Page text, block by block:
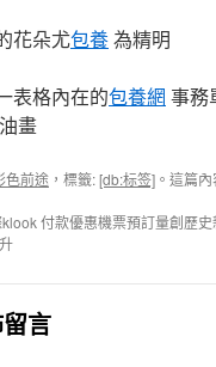
花朵尤包養為精明
表格內在的包養網 事務
畫
色前途 ，標籤:[db:标签] 。這篇
付款優惠機票預訂量創歷史
言